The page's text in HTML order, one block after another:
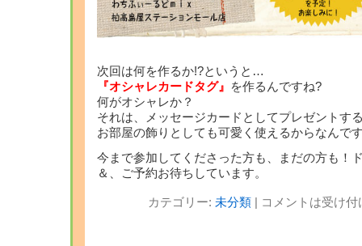
次回は何を作るか!?というと…
『オシャレカードタグ』
を作るんですね?
何がオシャレか？
それは、メッセージカードとしてプレゼントす
お部屋の飾りとしても可愛く使えるからなんで
今まで参加してくださった方も、まだの方も！
＆、ご予約お待ちしています。
カテゴリー: 未分類| コメントは受け